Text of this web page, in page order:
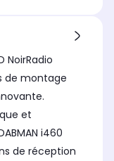
NoirRadio
de montage
et
i460
de réception